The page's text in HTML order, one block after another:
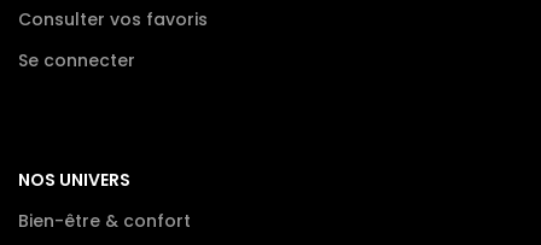
Consulter vos favoris
Se connecter
NOS UNIVERS
Bien-être & confort